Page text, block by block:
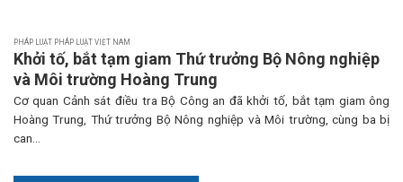
PHÁP LUẬT PHÁP LUẬT VIỆT NAM
Khởi tố, bắt tạm giam Thứ trưởng Bộ Nông nghiệp
và Môi trường Hoàng Trung
Cơ quan Cảnh sát điều tra Bộ Công an đã khởi tố, bắt tạm giam ông
Hoàng Trung, Thứ trưởng Bộ Nông nghiệp và Môi trường, cùng ba bị
can...